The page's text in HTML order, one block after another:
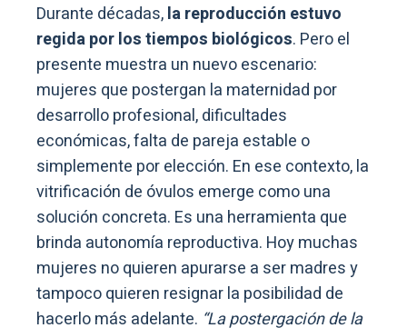
Durante décadas,lareproducción estuvo
regida por lostiempos biológicos. Pero el
presente muestra un nuevo escenario:
mujeres que postergan la maternidad por
desarrollo profesional, dificultades
económicas, falta de pareja estable o
simplemente por elección. En ese contexto, la
vitrificación de óvulos emerge como una
solución concreta. Es una herramienta que
brinda autonomía reproductiva. Hoy muchas
mujeres no quieren apurarse a ser madres y
tampoco quieren resignar la posibilidad de
hacerlo más adelante. “La postergación de la